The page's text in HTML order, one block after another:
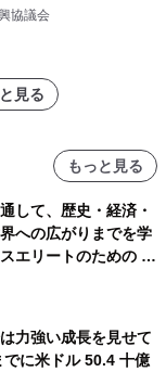
協議会
見る
もっと見る
して、歴史・経済・
への広がりまでを学
エリートのための 教
2026年8月25日
力強い成長を見せて
に米ドル 50.4 十億